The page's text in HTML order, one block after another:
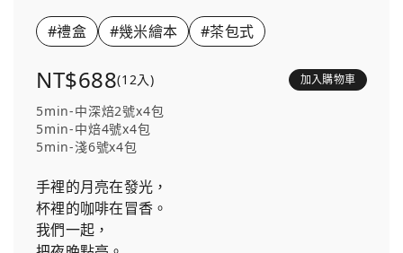
#禮盒 #幾米繪本 #茶包式
NT$688(12入) 加入購物車
5min-中深焙2號x4包
5min-中焙4號x4包
5min-淺6號x4包
手裡的月亮在發光，
杯裡的咖啡在冒香。
我們一起，